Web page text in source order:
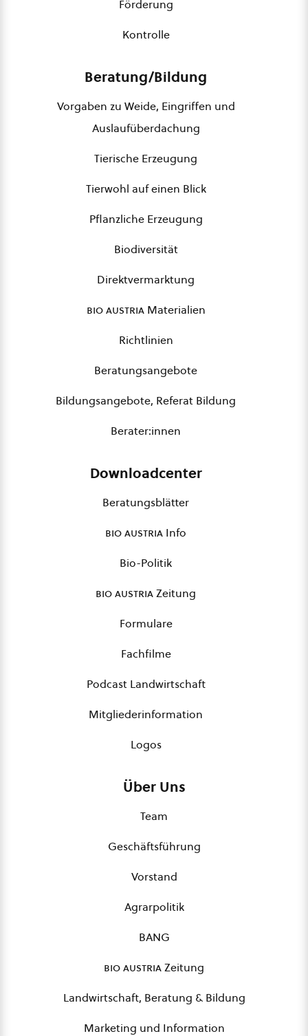
Förderung
Kontrolle
Beratung/Bildung
Vorgaben zu Weide, Eingriffen und
Auslaufüberdachung
Tierische Erzeugung
Tierwohl auf einen Blick
Pflanzliche Erzeugung
Biodiversität
Direktvermarktung
bio austriaMaterialien
Richtlinien
Beratungsangebote
Bildungsangebote, Referat Bildung
Berater:innen
Downloadcenter
Beratungsblätter
bio austria Info
Bio-Politik
bio austriaZeitung
Formulare
Fachfilme
Podcast Landwirtschaft
Mitgliederinformation
Logos
Über Uns
Team
Geschäftsführung
Vorstand
Agrarpolitik
BANG
bio austriaZeitung
Landwirtschaft, Beratung & Bildung
Marketing und Information